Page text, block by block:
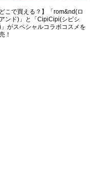
どこで買える？】「rom&nd(ロ
ンド)」と「CipiCipi(シピシ
」がスペシャルコラボコスメを
！